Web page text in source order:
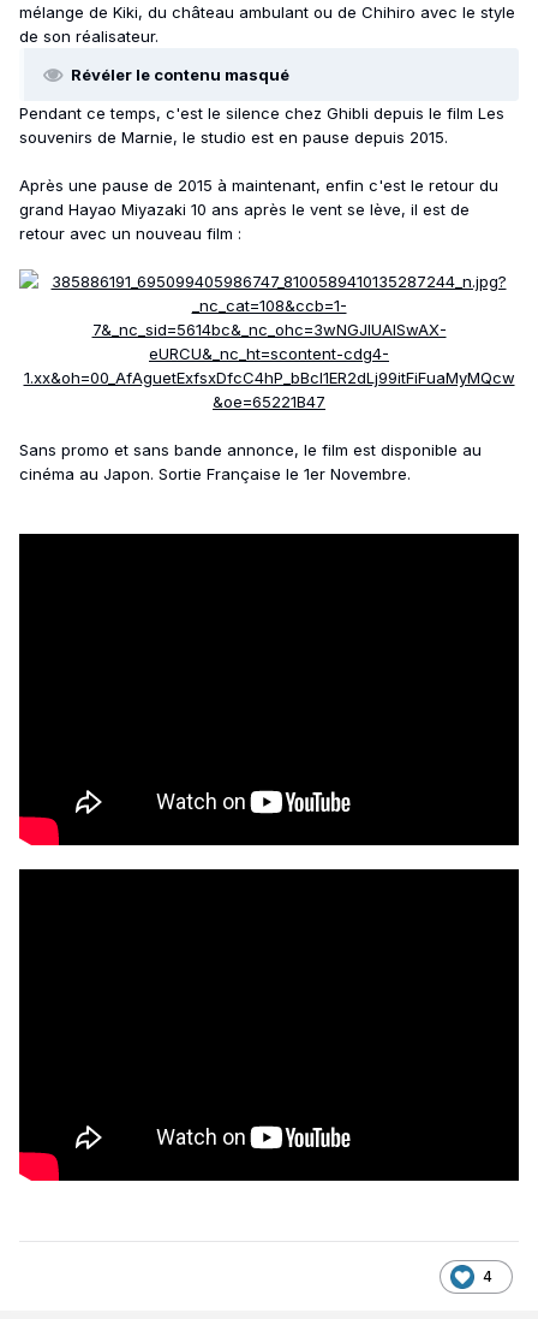
mélange de Kiki, du château ambulant ou de Chihiro avec le style
de son réalisateur.
Révéler le contenu masqué
Pendant ce temps, c'est le silence chez Ghibli depuis le film Les
souvenirs de Marnie, le studio est en pause depuis 2015.
Après une pause de 2015 à maintenant, enfin c'est le retour du
grand Hayao Miyazaki 10 ans après le vent se lève, il est de
retour avec un nouveau film :
Sans promo et sans bande annonce, le film est disponible au
cinéma au Japon. Sortie Française le 1er Novembre.
4